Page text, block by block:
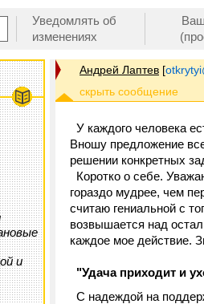
Уведомлять об
изменениях
и
Андрей Лаптев [
У каждого человека
Вношу предложение
решении конкретных
Коротко о себе.
гораздо мудрее, чем
считаю гениальной с
возвышается над
каждое мое действие.
"Удача приходит и
С надеждой на